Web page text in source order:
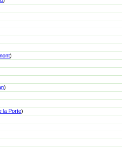
)
)
la Porte)